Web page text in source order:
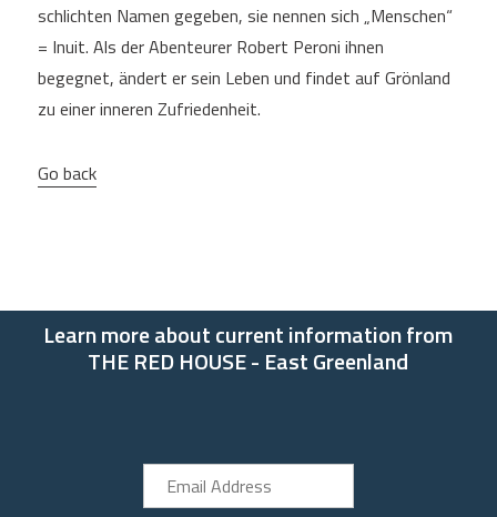
schlichten Namen gegeben, sie nennen sich „Menschen“
= Inuit. Als der Abenteurer Robert Peroni ihnen
begegnet, ändert er sein Leben und findet auf Grönland
zu einer inneren Zufriedenheit.
Go back
Learn more about current information from
THE RED HOUSE - East Greenland